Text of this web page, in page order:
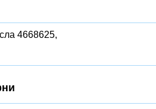
4668625,